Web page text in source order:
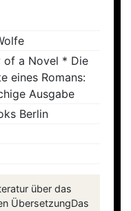
of a Novel * Die
eines Romans:
Ausgabe
Berlin
über das
ÜbersetzungDas